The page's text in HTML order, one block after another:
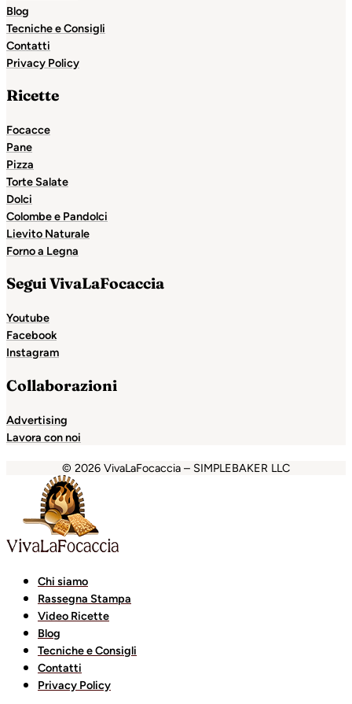
Blog
Tecniche e Consigli
Contatti
Privacy Policy
Ricette
Focacce
Pane
Pizza
Torte Salate
Dolci
Colombe e Pandolci
Lievito Naturale
Forno a Legna
Segui VivaLaFocaccia
Youtube
Facebook
Instagram
Collaborazioni
Advertising
Lavora con noi
© 2026 VivaLaFocaccia – SIMPLEBAKER LLC
Chi siamo
Rassegna Stampa
Video Ricette
Blog
Tecniche e Consigli
Contatti
Privacy Policy